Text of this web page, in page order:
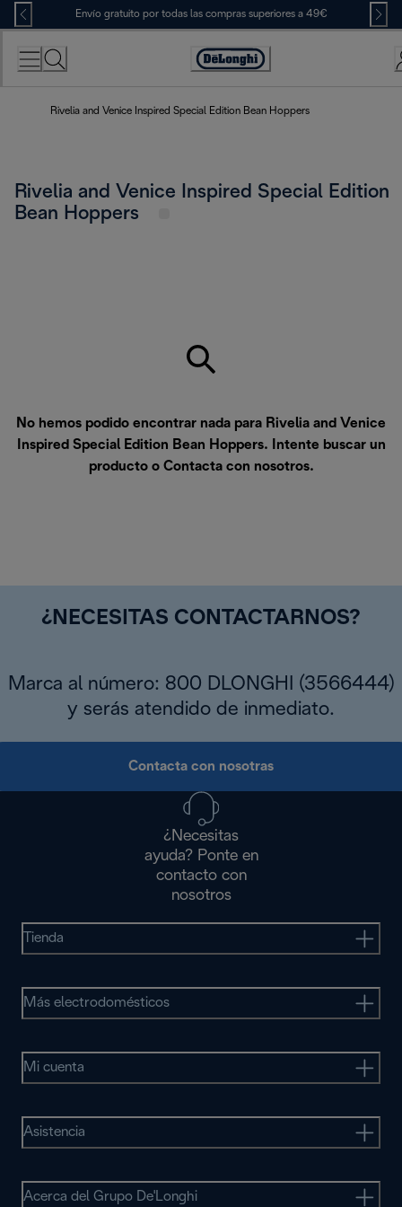
Skip
to
Content
Envío gratuito por todas las compras superiores a 49€
Accessibility
Rivelia and Venice Inspired Special Edition Bean Hoppers
Rivelia and Venice Inspired Special Edition
Bean Hoppers
No hemos podido encontrar nada para Rivelia and Venice
Inspired Special Edition Bean Hoppers. Intente buscar un
producto o Contacta con nosotros.
¿NECESITAS CONTACTARNOS?
Marca al número: 800 DLONGHI (3566444)
y serás atendido de inmediato.
Contacta con nosotras
¿Necesitas
ayuda? Ponte en
contacto con
nosotros
Tienda
Más electrodomésticos
Mi cuenta
Asistencia
Acerca del Grupo De'Longhi